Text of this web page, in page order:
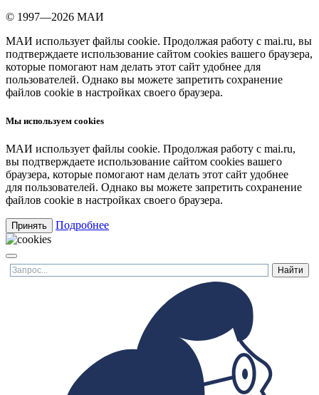
© 1997—2026 МАИ
МАИ использует файлы cookie. Продолжая работу с mai.ru, вы
подтверждаете использование сайтом cookies вашего браузера,
которые помогают нам делать этот сайт удобнее для
пользователей. Однако вы можете запретить сохранение
файлов cookie в настройках своего браузера.
Мы используем cookies
МАИ использует файлы cookie. Продолжая работу с mai.ru,
вы подтверждаете использование сайтом cookies вашего
браузера, которые помогают нам делать этот сайт удобнее
для пользователей. Однако вы можете запретить сохранение
файлов cookie в настройках своего браузера.
Принять Подробнее